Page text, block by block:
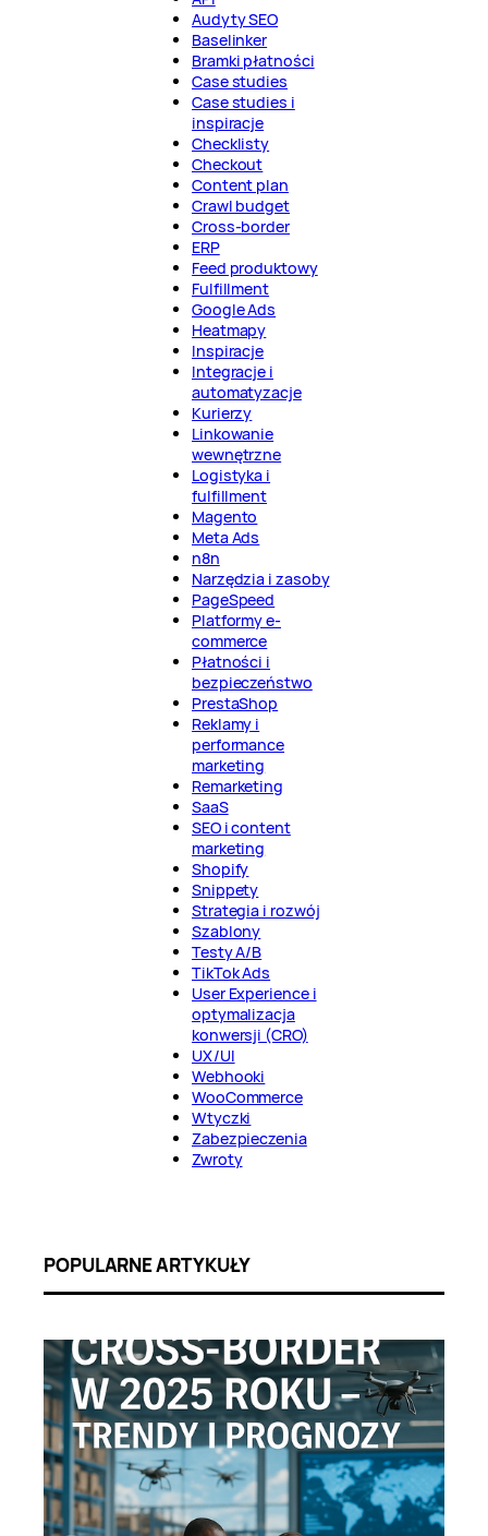
Audyty SEO
Baselinker
Bramki płatności
Case studies
Case studies i
inspiracje
Checklisty
Checkout
Content plan
Crawl budget
Cross-border
ERP
Feed produktowy
Fulfillment
Google Ads
Heatmapy
Inspiracje
Integracje i
automatyzacje
Kurierzy
Linkowanie
wewnętrzne
Logistyka i
fulfillment
Magento
Meta Ads
n8n
Narzędzia i zasoby
PageSpeed
Platformy e-
commerce
Płatności i
bezpieczeństwo
PrestaShop
Reklamy i
performance
marketing
Remarketing
SaaS
SEO i content
marketing
Shopify
Snippety
Strategia i rozwój
Szablony
Testy A/B
TikTok Ads
User Experience i
optymalizacja
konwersji (CRO)
UX/UI
Webhooki
WooCommerce
Wtyczki
Zabezpieczenia
Zwroty
POPULARNE ARTYKUŁY